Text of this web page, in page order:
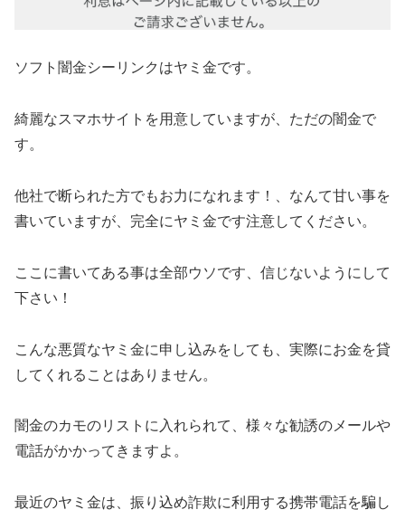
ソフト闇金シーリンク はヤミ金です。
綺麗なスマホサイトを用意していますが、ただの闇金で
す。
他社で断られた方でもお力になれます！、なんて甘い事を
書いていますが、完全にヤミ金です注意してください。
ここに書いてある事は全部ウソです、信じないようにして
下さい！
こんな悪質なヤミ金に申し込みをしても、実際にお金を貸
してくれることはありません。
闇金のカモのリストに入れられて、様々な勧誘のメールや
電話がかかってきますよ。
最近のヤミ金は、振り込め詐欺に利用する携帯電話を騙し